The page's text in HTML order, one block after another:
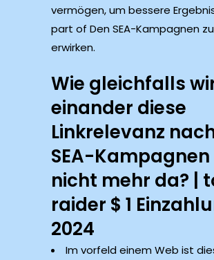
vermögen, um bessere
part of Den SEA-Kampagnen zu
erwirken.
Wie gleichfalls
einander diese
Linkrelevanz
SEA-Kampagnen
nicht mehr da? |
raider $ 1
2024
Im vorfeld einem Web ist